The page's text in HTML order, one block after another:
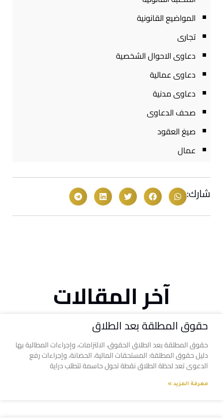
المواضيع القانونية
تجارى
دعاوى الاحوال الشخصية
دعاوى عمالية
دعاوى مدنية
صحف الدعاوى
صيغ العقود
عمال
شارك:
آخر المقالات
حقوق المطلقة بعد الطلاق
حقوق المطلقة بعد الطلاق الحقوق، الالتزامات، وإجراءات المطالبة بها
دليل حقوق المطلقة: المستحقات المالية، الحضانة، وإجراءات رفع
الدعوى تعد لحظة الطلاق نقطة تحول حاسمة تتطلب دراية
معرفة المزيد »